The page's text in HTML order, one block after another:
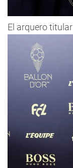
El arquero